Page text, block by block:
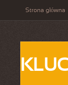
Strona główna